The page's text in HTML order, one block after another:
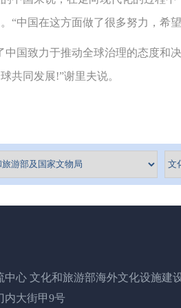
“中国在这方面做了很多努力，希
致力于推动全球治理的态度和决
共同发展!”谢里夫说。
中心 文化和旅游部海外文化设施建
内大街甲9号